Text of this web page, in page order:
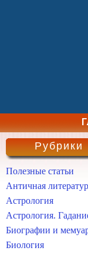
Рубрики
Полезные статьи
Античная
Астрология
Астрология.
Биографии и
Биология